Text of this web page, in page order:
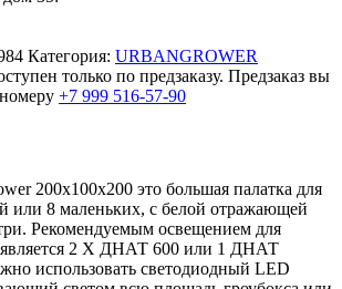
Категория: URBANGROWER
только по предзаказу. Предзаказ вы
+7 999 516-57-90
200х100х200 это большая палатка для
или 8 маленьких, с белой отражающей
Рекомендуемым освещением для
является 2 Х ДНАТ 600 или 1 ДНАТ
использовать светодиодный LED